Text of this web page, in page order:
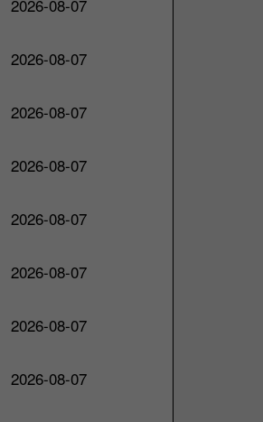
2026-08-07
2026-08-07
2026-08-07
2026-08-07
2026-08-07
2026-08-07
2026-08-07
2026-08-07